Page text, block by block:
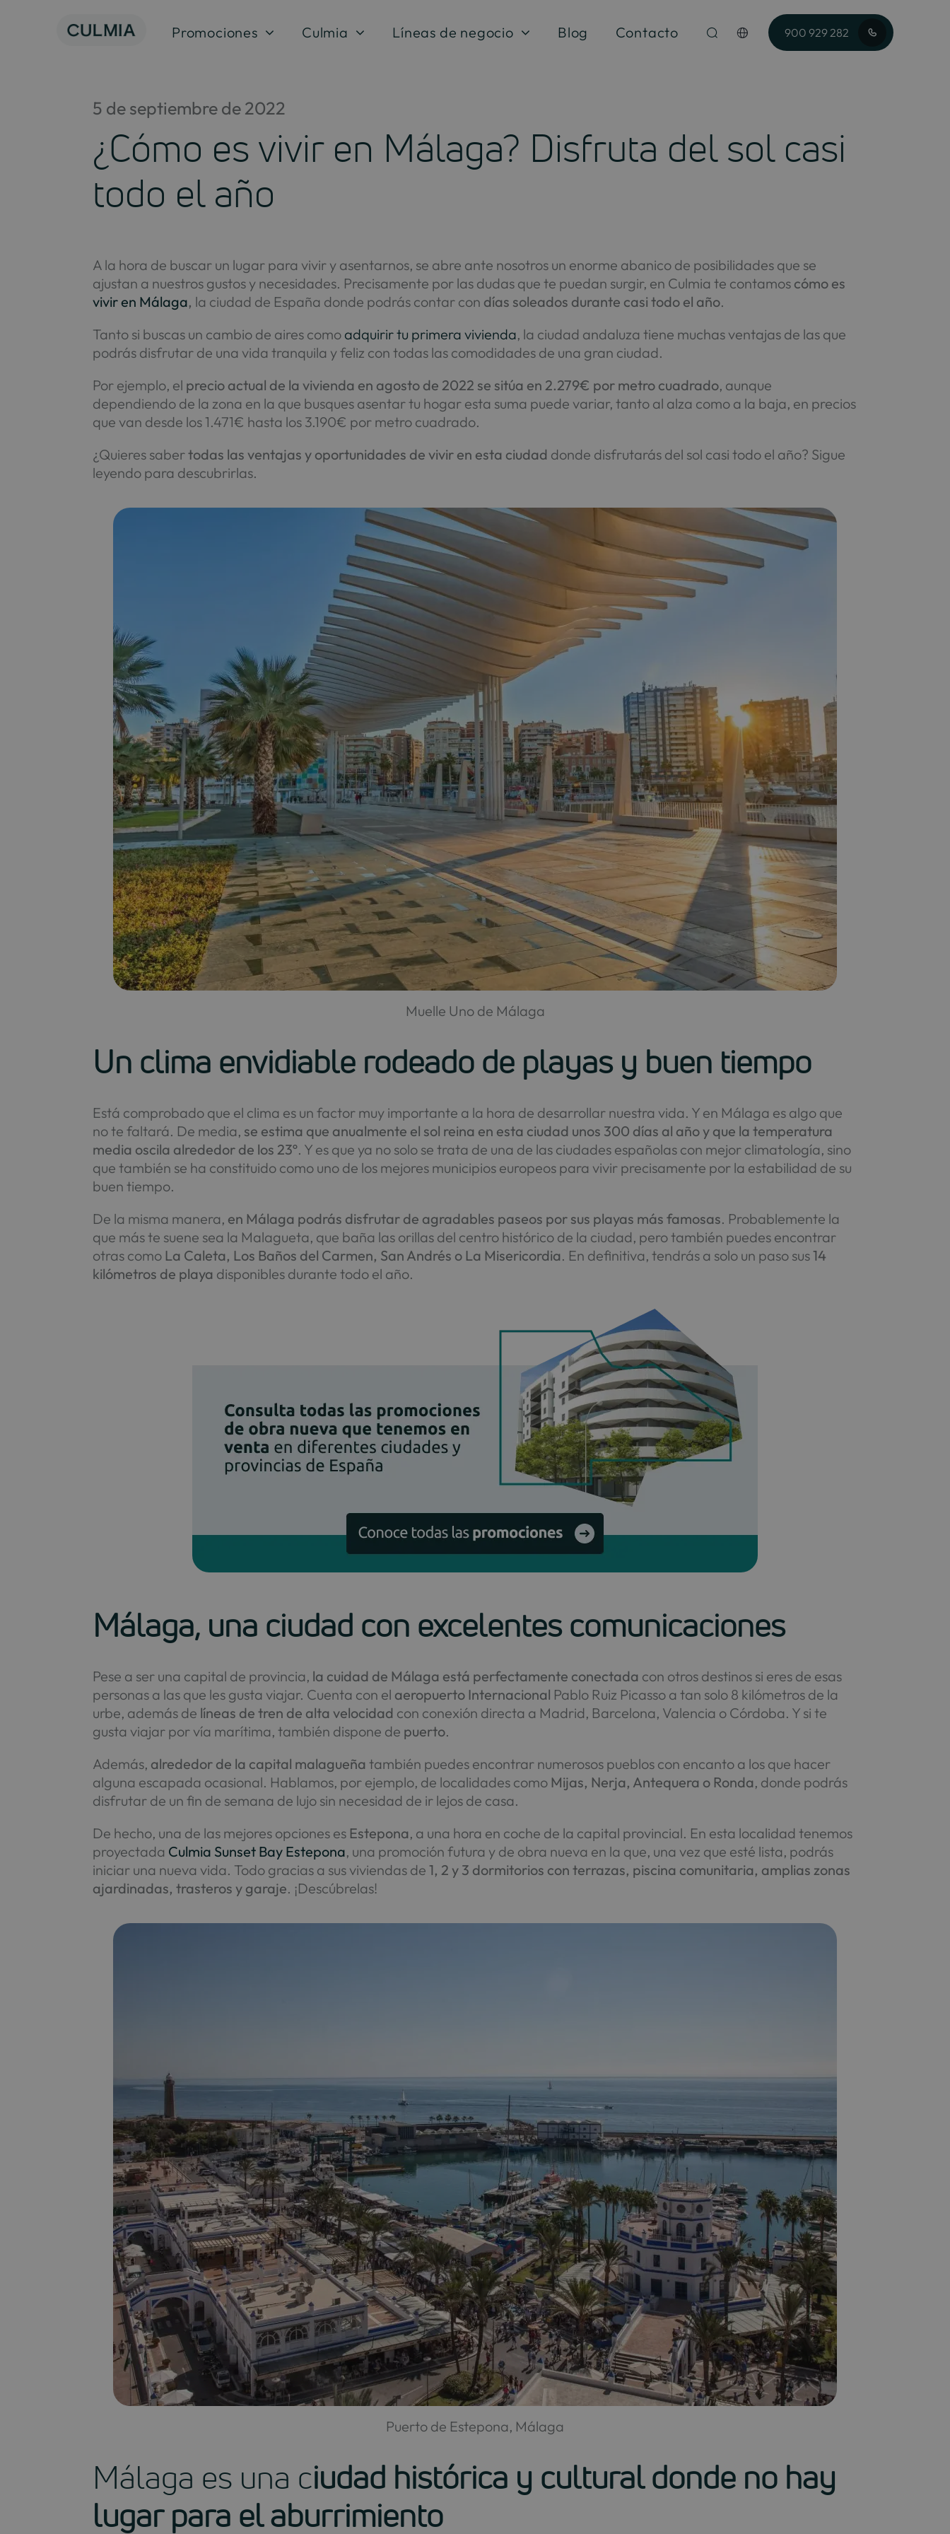
Promociones Culmia Líneas de negocio Blog Contacto 900 929 282
5 de septiembre de 2022
¿Cómo es vivir en Málaga? Disfruta del sol casi
todo el año
A la hora de buscar un lugar para vivir y asentarnos, se abre ante nosotros un enorme abanico de posibilidades que se
ajustan a nuestros gustos y necesidades. Precisamente por las dudas que te puedan surgir, en Culmia te contamos cómo es
vivir en Málaga, la ciudad de España donde podrás contar con días soleados durante casi todo el año.
Tanto si buscas un cambio de aires como adquirir tu primera vivienda, la ciudad andaluza tiene muchas ventajas de las que
podrás disfrutar de una vida tranquila y feliz con todas las comodidades de una gran ciudad.
Por ejemplo, el precio actual de la vivienda en agosto de 2022 se sitúa en 2.279€ por metro cuadrado, aunque
dependiendo de la zona en la que busques asentar tu hogar esta suma puede variar, tanto al alza como a la baja, en precios
que van desde los 1.471€ hasta los 3.190€ por metro cuadrado.
¿Quieres sabertodas las ventajas y oportunidades de vivir en esta ciudad donde disfrutarás del sol casi todo el año? Sigue
leyendo para descubrirlas.
Muelle Uno de Málaga
Un clima envidiable rodeado de playas y buen tiempo
Está comprobado que el clima es un factor muy importante a la hora de desarrollar nuestra vida. Y en Málaga es algo que
no te faltará. De media, se estima que anualmente el sol reina en esta ciudad unos 300 días al año y que la temperatura
media oscila alrededor de los 23º. Y es que ya no solo se trata de una de las ciudades españolas con mejor climatología, sino
que también se ha constituido como uno de los mejores municipios europeos para vivir precisamente por la estabilidad de su
buen tiempo.
De la misma manera, en Málaga podrás disfrutar de agradables paseos por sus playas más famosas. Probablemente la
que más te suene sea la Malagueta, que baña las orillas del centro histórico de la ciudad, pero también puedes encontrar
otras como La Caleta, Los Baños del Carmen, San Andrés o La Misericordia. En definitiva, tendrás a solo un paso sus14
kilómetros de playa disponibles durante todo el año.
Málaga, una ciudad con excelentes comunicaciones
Pese a ser una capital de provincia, la cuidad de Málaga está perfectamente conectada con otros destinos si eres de esas
personas a las que les gusta viajar. Cuenta con el aeropuerto Internacional Pablo Ruiz Picasso a tan solo 8 kilómetros de la
urbe, además de líneas de tren de alta velocidad con conexión directa a Madrid, Barcelona, Valencia o Córdoba. Y si te
gusta viajar por vía marítima, también dispone de puerto.
Además, alrededor de la capital malagueña también puedes encontrar numerosos pueblos con encanto a los que hacer
alguna escapada ocasional. Hablamos, por ejemplo, de localidades como Mijas, Nerja, Antequera o Ronda, donde podrás
disfrutar de un fin de semana de lujo sin necesidad de ir lejos de casa.
De hecho, una de las mejores opciones es Estepona, a una hora en coche de la capital provincial. En esta localidad tenemos
proyectada Culmia Sunset Bay Estepona, una promoción futura y de obra nueva en la que, una vez que esté lista, podrás
iniciar una nueva vida. Todo gracias a sus viviendas de1, 2 y 3 dormitorios con terrazas, piscina comunitaria, amplias zonas
ajardinadas, trasteros y garaje. ¡Descúbrelas!
Puerto de Estepona, Málaga
Málaga es una ciudad histórica y cultural donde no hay
lugar para el aburrimiento